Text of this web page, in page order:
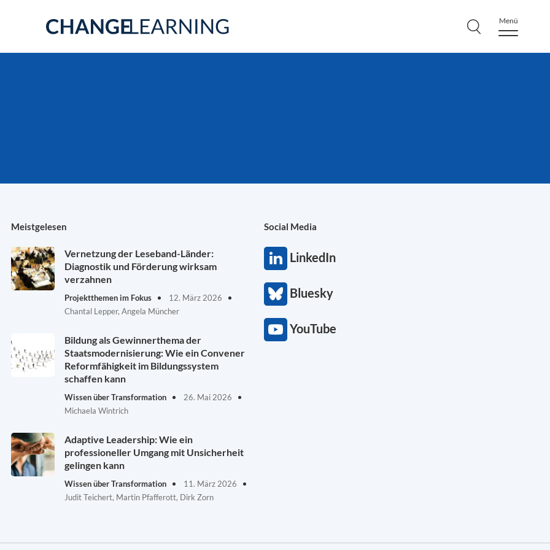
Menü
Meistgelesen
Vernetzung der Leseband-Länder:
Diagnostik und Förderung wirksam
verzahnen
Projektthemen im Fokus
12. März 2026
Chantal Lepper, Angela Müncher
Bildung als Gewinnerthema der
Staatsmodernisierung: Wie ein Convener
Reformfähigkeit im Bildungssystem
schaffen kann
Wissen über Transformation
26. Mai 2026
Michaela Wintrich
Adaptive Leadership: Wie ein
professioneller Umgang mit Unsicherheit
gelingen kann
Wissen über Transformation
11. März 2026
Judit Teichert, Martin Pfafferott, Dirk Zorn
Social Media
LinkedIn
Bluesky
YouTube